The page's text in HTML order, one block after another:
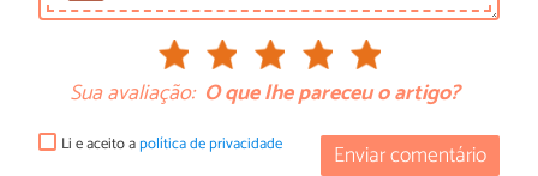
Sua avaliação: O que lhe pareceu o artigo?
Enviar comentário
Li e aceito apolítica de privacidade